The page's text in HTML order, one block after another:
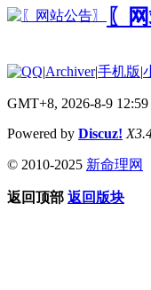
〖
|Archiver|手机版|
GMT+8, 2026-8-9 12:59
Powered by Discuz!
© 2010-2025 新命理网
返回顶部 返回版块